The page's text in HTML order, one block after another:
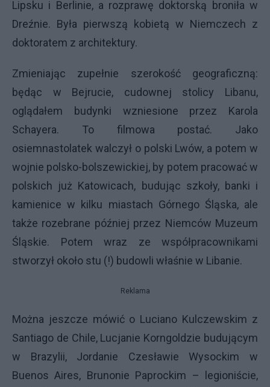
Lipsku i Berlinie, a rozprawę doktorską broniła w
Dreźnie. Była pierwszą kobietą w Niemczech z
doktoratem z architektury.
Zmieniając zupełnie szerokość geograficzną:
będąc w Bejrucie, cudownej stolicy Libanu,
oglądałem budynki wzniesione przez Karola
Schayera. To filmowa postać. Jako
osiemnastolatek walczył o polski Lwów, a potem w
wojnie polsko-bolszewickiej, by potem pracować w
polskich już Katowicach, budując szkoły, banki i
kamienice w kilku miastach Górnego Śląska, ale
także rozebrane później przez Niemców Muzeum
Śląskie. Potem wraz ze współpracownikami
stworzył około stu (!) budowli właśnie w Libanie.
Reklama
Można jeszcze mówić o Luciano Kulczewskim z
Santiago de Chile, Lucjanie Korngoldzie budującym
w Brazylii, Jordanie Czesławie Wysockim w
Buenos Aires, Brunonie Paprockim – legioniście,